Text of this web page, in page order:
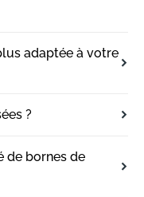
adaptée à votre
?
de bornes de